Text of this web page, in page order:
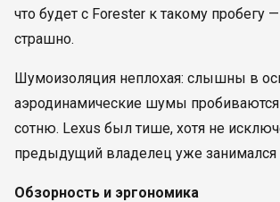
что будет с Forester к такому пробегу
страшно.
Шумоизоляция неплохая: слышны в
аэродинамические шумы пробиваются
сотню. Lexus был тише, хотя не
предыдущий владелец уже
Обзорность и эргономика